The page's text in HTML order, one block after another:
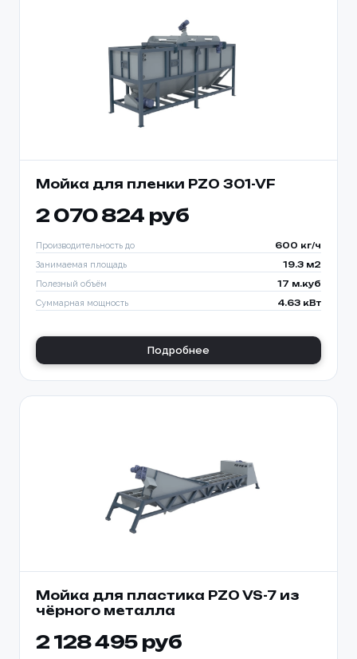
Мойка для пленки PZO 301-VF
2 070 824 руб
Производительность до 600 кг/ч
Занимаемая площадь 19.3 м2
Полезный объём 17 м.куб
Суммарная мощность 4.63 кВт
Подробнее
Мойка для пластика PZO VS-7 из
чёрного металла
2 128 495 руб